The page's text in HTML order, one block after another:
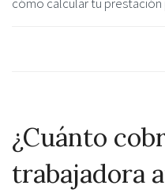
¿Cuánto
trabajadora